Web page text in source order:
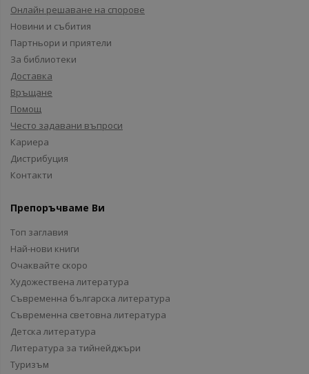
Онлайн решаване на спорове
Новини и събития
Партньори и приятели
За библиотеки
Доставка
Връщане
Помощ
Често задавани въпроси
Кариера
Дистрибуция
Контакти
Препоръчваме Ви
Топ заглавия
Най-нови книги
Очаквайте скоро
Художествена литература
Съвременна българска литература
Съвременна световна литература
Детска литература
Литература за тийнейджъри
Туризъм